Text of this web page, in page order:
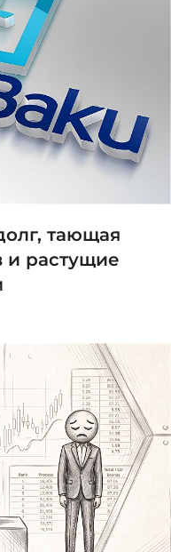
тающая
и растущие